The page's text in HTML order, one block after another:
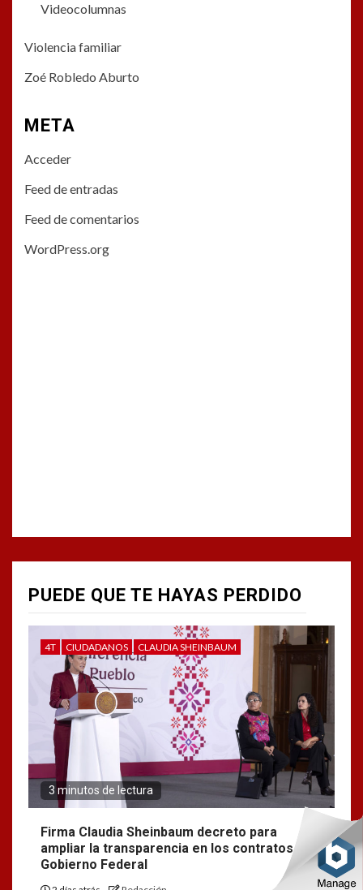
Videocolumnas
Violencia familiar
Zoé Robledo Aburto
META
Acceder
Feed de entradas
Feed de comentarios
WordPress.org
PUEDE QUE TE HAYAS PERDIDO
4T CIUDADANOS CLAUDIA SHEINBAUM
3 minutos de lectura
Firma Claudia Sheinbaum decreto para
ampliar la transparencia en los contratos del
Gobierno Federal